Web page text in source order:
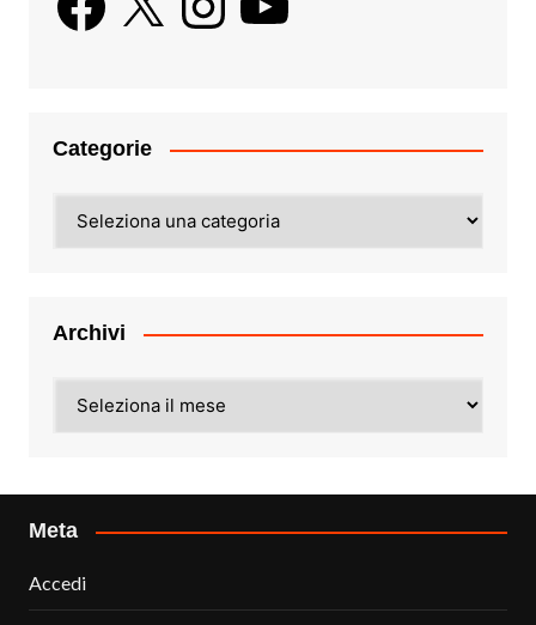
Categorie
Archivi
Meta
Accedi